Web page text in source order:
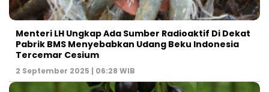
Menteri LH Ungkap Ada Sumber Radioaktif Di Dekat
Pabrik BMS Menyebabkan Udang Beku Indonesia
Tercemar Cesium
2 September 2025 | 06:28 WIB